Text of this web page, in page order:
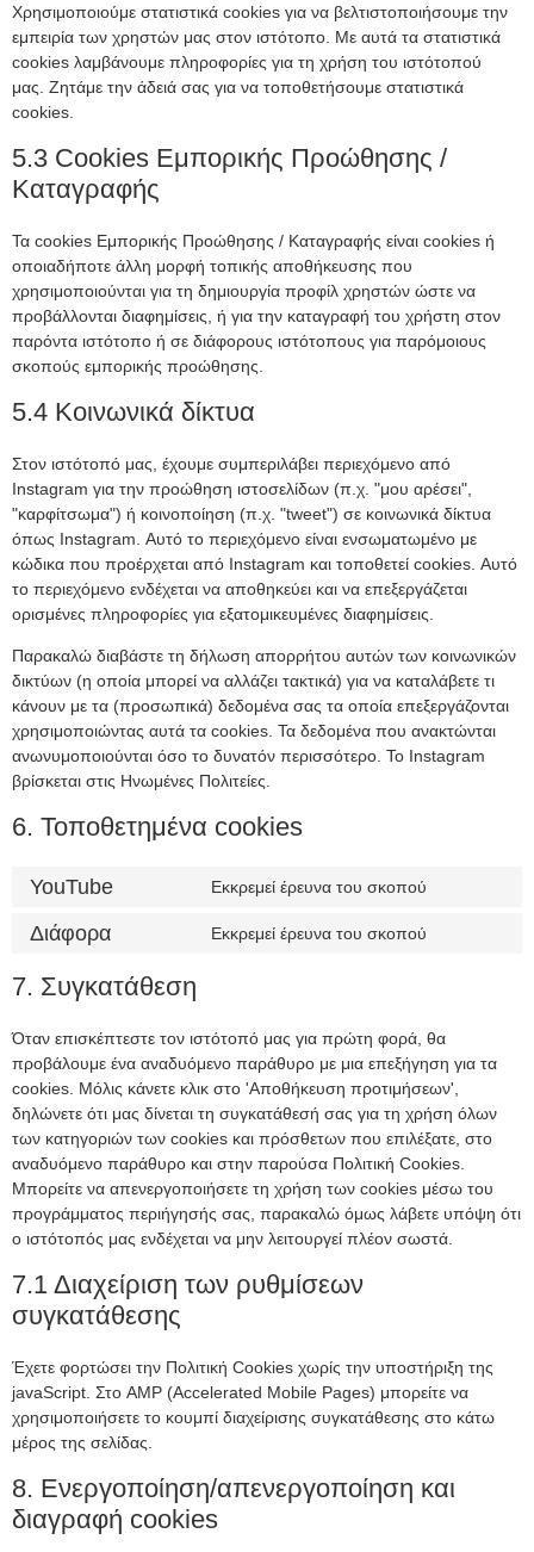
Χρησιμοποιούμε στατιστικά cookies για να βελτιστοποιήσουμε την
εμπειρία των χρηστών μας στον ιστότοπο. Με αυτά τα στατιστικά
cookies λαμβάνουμε πληροφορίες για τη χρήση του ιστότοπού
μας. Ζητάμε την άδειά σας για να τοποθετήσουμε στατιστικά
cookies.
5.3 Cookies Εμπορικής Προώθησης /
Καταγραφής
Τα cookies Εμπορικής Προώθησης / Καταγραφής είναι cookies ή
οποιαδήποτε άλλη μορφή τοπικής αποθήκευσης που
χρησιμοποιούνται για τη δημιουργία προφίλ χρηστών ώστε να
προβάλλονται διαφημίσεις, ή για την καταγραφή του χρήστη στον
παρόντα ιστότοπο ή σε διάφορους ιστότοπους για παρόμοιους
σκοπούς εμπορικής προώθησης.
5.4 Κοινωνικά δίκτυα
Στον ιστότοπό μας, έχουμε συμπεριλάβει περιεχόμενο από
Instagram για την προώθηση ιστοσελίδων (π.χ. "μου αρέσει",
"καρφίτσωμα") ή κοινοποίηση (π.χ. "tweet") σε κοινωνικά δίκτυα
όπως Instagram. Αυτό το περιεχόμενο είναι ενσωματωμένο με
κώδικα που προέρχεται από Instagram και τοποθετεί cookies. Αυτό
το περιεχόμενο ενδέχεται να αποθηκεύει και να επεξεργάζεται
ορισμένες πληροφορίες για εξατομικευμένες διαφημίσεις.
Παρακαλώ διαβάστε τη δήλωση απορρήτου αυτών των κοινωνικών
δικτύων (η οποία μπορεί να αλλάζει τακτικά) για να καταλάβετε τι
κάνουν με τα (προσωπικά) δεδομένα σας τα οποία επεξεργάζονται
χρησιμοποιώντας αυτά τα cookies. Τα δεδομένα που ανακτώνται
ανωνυμοποιούνται όσο το δυνατόν περισσότερο. Το Instagram
βρίσκεται στις Ηνωμένες Πολιτείες.
6. Τοποθετημένα cookies
YouTube Εκκρεμεί έρευνα του σκοπού
Διάφορα Εκκρεμεί έρευνα του σκοπού
7. Συγκατάθεση
Όταν επισκέπτεστε τον ιστότοπό μας για πρώτη φορά, θα
προβάλουμε ένα αναδυόμενο παράθυρο με μια επεξήγηση για τα
cookies. Μόλις κάνετε κλικ στο 'Αποθήκευση προτιμήσεων',
δηλώνετε ότι μας δίνεται τη συγκατάθεσή σας για τη χρήση όλων
των κατηγοριών των cookies και πρόσθετων που επιλέξατε, στο
αναδυόμενο παράθυρο και στην παρούσα Πολιτική Cookies.
Μπορείτε να απενεργοποιήσετε τη χρήση των cookies μέσω του
προγράμματος περιήγησής σας, παρακαλώ όμως λάβετε υπόψη ότι
ο ιστότοπός μας ενδέχεται να μην λειτουργεί πλέον σωστά.
7.1 Διαχείριση των ρυθμίσεων
συγκατάθεσης
Έχετε φορτώσει την Πολιτική Cookies χωρίς την υποστήριξη της
javaScript. Στο AMP (Accelerated Mobile Pages) μπορείτε να
χρησιμοποιήσετε το κουμπί διαχείρισης συγκατάθεσης στο κάτω
μέρος της σελίδας.
8. Ενεργοποίηση/απενεργοποίηση και
διαγραφή cookies